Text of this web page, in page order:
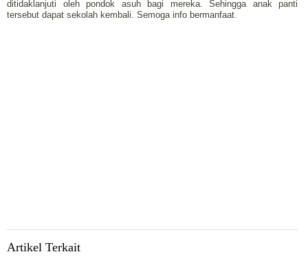
ditidaklanjuti oleh pondok asuh bagi mereka. Sehingga anak panti
tersebut dapat sekolah kembali. Semoga info bermanfaat.
Artikel Terkait